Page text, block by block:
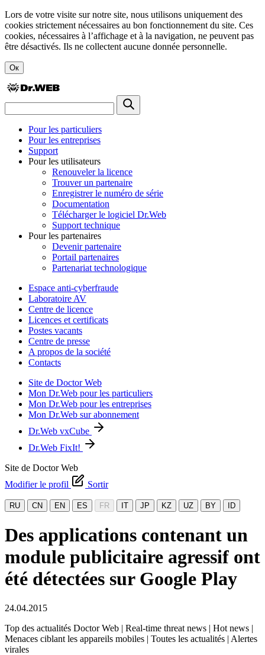
Lors de votre visite sur notre site, nous utilisons uniquement des
cookies strictement nécessaires au bon fonctionnement du site. Ces
cookies, nécessaires à l’affichage et à la navigation, ne peuvent pas
être désactivés. Ils ne collectent aucune donnée personnelle.
Ок
Pour les particuliers
Pour les entreprises
Support
Pour les utilisateurs
Renouveler la licence
Trouver un partenaire
Enregistrer le numéro de série
Documentation
Télécharger le logiciel Dr.Web
Support technique
Pour les partenaires
Devenir partenaire
Portail partenaires
Partenariat technologique
Espace anti-cyberfraude
Laboratoire AV
Centre de licence
Licences et certificats
Postes vacants
Centre de presse
A propos de la société
Contacts
Site de Doctor Web
Mon Dr.Web pour les particuliers
Mon Dr.Web pour les entreprises
Mon Dr.Web sur abonnement
Dr.Web vxCube
Dr.Web FixIt!
Site de Doctor Web
Modifier le profil
Sortir
RU CN EN ES FR IT JP KZ UZ BY ID
Des applications contenant un
module publicitaire agressif ont
été détectées sur Google Play
24.04.2015
Top des actualités Doctor Web | Real-time threat news | Hot news |
Menaces ciblant les appareils mobiles | Toutes les actualités | Alertes
virales